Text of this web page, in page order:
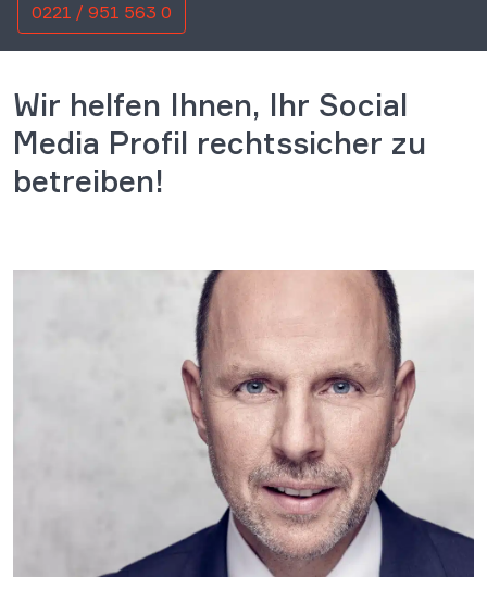
0221 / 951 563 0
Wir helfen Ihnen, Ihr Social
Media Profil rechtssicher zu
betreiben!